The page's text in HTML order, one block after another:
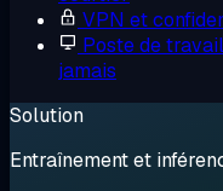
VPN et
Poste de
jamais
Solution
Entraînement et